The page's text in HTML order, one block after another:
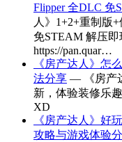
Flipper 全DLC 免
人》1+2+重制版
免STEAM 解压即
https://pan.quar…
《房产达人》怎
法分享 — 《房产
新，体验装修乐
XD
《房产达人》好
攻略与游戏体验